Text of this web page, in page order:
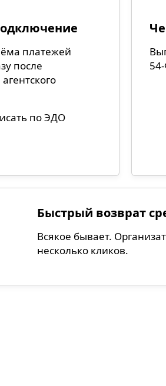
платежей
после
по ЭДО
Быстрый возврат
Всякое бывает.
несколько кликов.